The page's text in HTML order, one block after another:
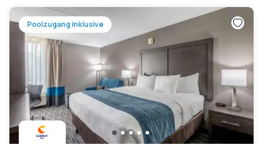
Poolzugang inklusive